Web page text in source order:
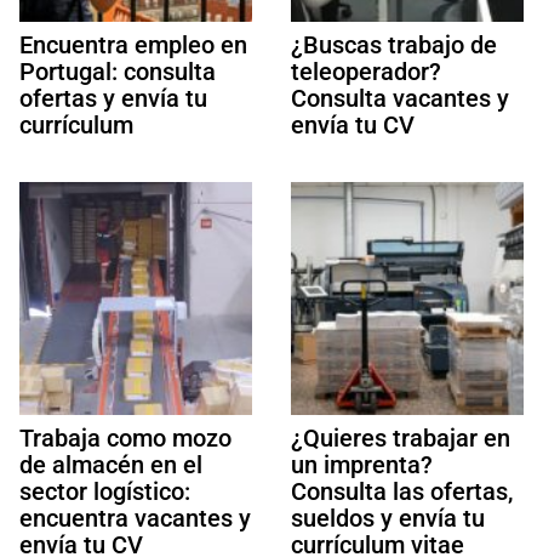
Encuentra empleo en
Portugal: consulta
ofertas y envía tu
currículum
¿Buscas trabajo de
teleoperador?
Consulta vacantes y
envía tu CV
Trabaja como mozo
de almacén en el
sector logístico:
encuentra vacantes y
envía tu CV
¿Quieres trabajar en
un imprenta?
Consulta las ofertas,
sueldos y envía tu
currículum vitae